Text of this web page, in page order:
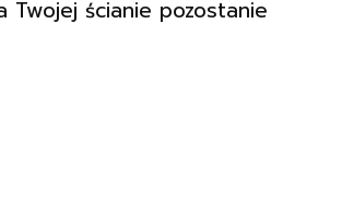
ścianie pozostanie